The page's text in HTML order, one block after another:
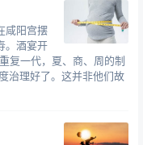
咸阳宫摆
。酒宴开
复一代，夏、商、周的制
治理好了。这并非他们故